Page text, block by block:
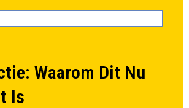
Waarom Dit Nu
Is